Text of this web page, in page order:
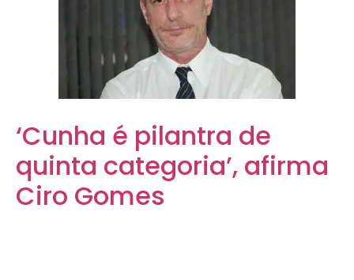
‘Cunha é pilantra de
quinta categoria’, afirma
Ciro Gomes